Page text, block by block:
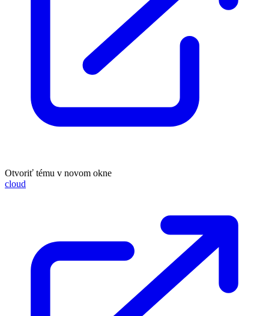
Otvoriť tému v novom okne
cloud